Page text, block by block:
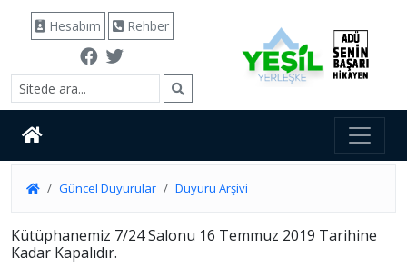
Hesabım Rehber
Güncel Duyurular Duyuru Arşivi
Kütüphanemiz 7/24 Salonu 16 Temmuz 2019 Tarihine
Kadar Kapalıdır.